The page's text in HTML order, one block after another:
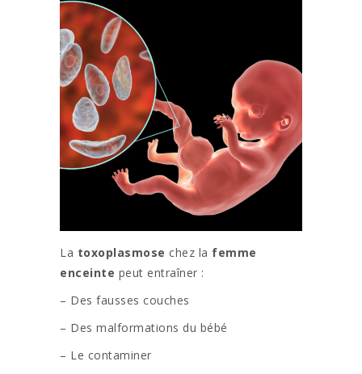
La toxoplasmose chez la femme
enceinte peut entraîner :
– Des fausses couches
– Des malformations du bébé
– Le contaminer